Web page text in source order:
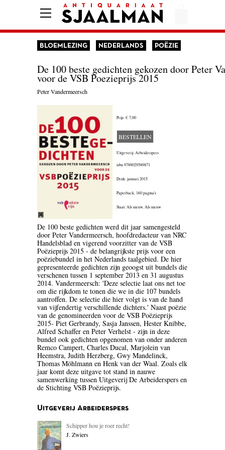
AMERIKA
AMSTERDAM
AUTOBIOGRAFIE
BIOGRAFIE
BLOEMLEZING
BOEKENWEEK GESCHENK
BRIEVEN
CARTOONS
COLUMNS
DONATEURS LITERAIR
NEDERLAND
DUITSLAND
ENGELAND
ENGELSTALIG
BLOEMLEZING NEDERLANDS POËZIE
De 100 beste gedichten gekozen door Peter
voor de VSB Poezieprijs 2015
Peter Vandermeersch
Prijs: € 7,00
BESTELLEN
Uitgeverij: Arbeiderspers
isbn 9789029589871
Druk: januari 2015
Paperback, 160 pagina's
Staat: Als nieuw, Als nieuw
De 100 beste gedichten werd dit jaar samengesteld
door Peter Vandermeersch, hoofdredacteur van NRC
Handelsblad en vigerend voorzitter van de VSB
Poëzieprijs 2015 - de belangrijkste prijs voor een
poëziebundel in het Nederlands taalgebied. De hier
gepresenteerde gedichten zijn geoogst uit bundels die
verschenen tussen 1 september 2013 en 31 augustus
2014. Vandermeersch: 'Deze selectie laat ons net toe
om die rijkdom te tonen die we in die 107 bundels
aantroffen. De selectie die hier volgt is van de hand
van vijfendertig verschillende dichters.' Naast poëzie
van de genomineerden voor de VSB Poëzieprijs
2015- Piet Gerbrandy, Sasja Janssen, Hester Knibbe,
Alfred Schaffer en Peter Verhelst - zijn in deze
bundel ook gedichten opgenomen van onder anderen
Remco Campert, Charles Ducal, Marjolein van
Heemstra, Judith Herzberg, Gwy Mandelinck,
Thomas Möhlmann en Henk van der Waal. Zoals elk
jaar komt deze uitgave tot stand in nauwe
samenwerking tussen Uitgeverij De Arbeiderspers en
de Stichting VSB Poëzieprijs.
Uitgeverij Arbeiderspers
Schipper hou je roer recht!
J. Zwiers